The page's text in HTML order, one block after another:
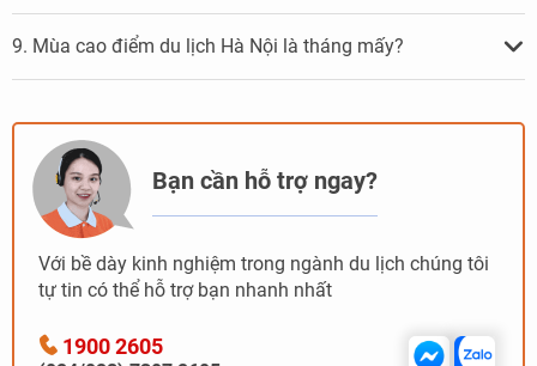
9. Mùa cao điểm du lịch Hà Nội là tháng mấy?
Bạn cần hỗ trợ ngay?
Với bề dày kinh nghiệm trong ngành du lịch chúng tôi
tự tin có thể hỗ trợ bạn nhanh nhất
1900 2605